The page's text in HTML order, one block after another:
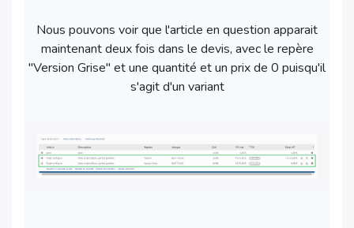
Nous pouvons voir que l'article en question apparait
maintenant deux fois dans le devis, avec le repère
"Version Grise" et une quantité et un prix de 0 puisqu'il
s'agit d'un variant